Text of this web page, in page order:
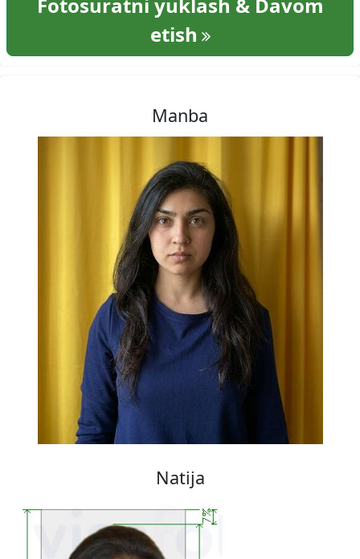
Fotosuratni yuklash & Davom
etish
Manba
Natija